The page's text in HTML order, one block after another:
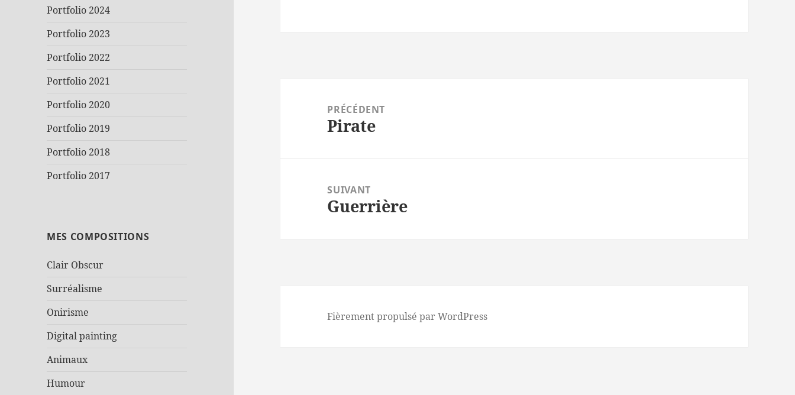
Portfolio 2024
Portfolio 2023
Portfolio 2022
Portfolio 2021
Portfolio 2020
Portfolio 2019
Portfolio 2018
Portfolio 2017
MES COMPOSITIONS
Clair Obscur
Surréalisme
Onirisme
Digital painting
Animaux
Humour
PRÉCÉDENT
Article
Pirate
SUIVANT
Article
Guerrière
Fièrement propulsé par WordPress